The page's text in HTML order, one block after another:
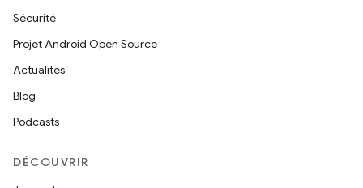
Sécurité
Projet Android Open Source
Actualités
Blog
Podcasts
DÉCOUVRIR